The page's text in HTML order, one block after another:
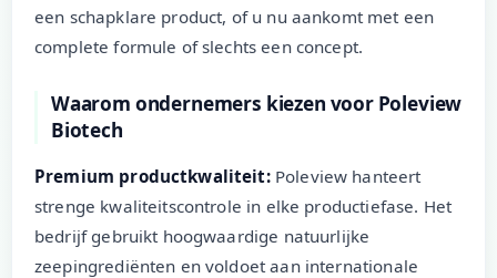
een schapklare product, of u nu aankomt met een
complete formule of slechts een concept.
Waarom ondernemers kiezen voor Poleview
Biotech
Premium productkwaliteit:Poleview hanteert
strenge kwaliteitscontrole in elke productiefase. Het
bedrijf gebruikt hoogwaardige natuurlijke
zeepingrediënten en voldoet aan internationale